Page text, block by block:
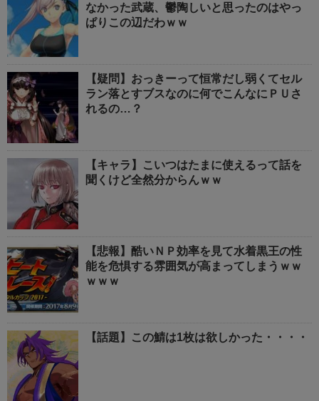
なかった武蔵、鬱陶しいと思ったのはやっ
ぱりこの辺だわｗｗ
【疑問】おっきーって恒常だし弱くてセル
ラン落とすブスなのに何でこんなにＰＵさ
れるの…？
【キャラ】こいつはたまに使えるって話を
聞くけど全然分からんｗｗ
【悲報】酷いＮＰ効率を見て水着黒王の性
能を危惧する雰囲気が高まってしまうｗｗ
ｗｗｗ
【話題】この鯖は1枚は欲しかった・・・・